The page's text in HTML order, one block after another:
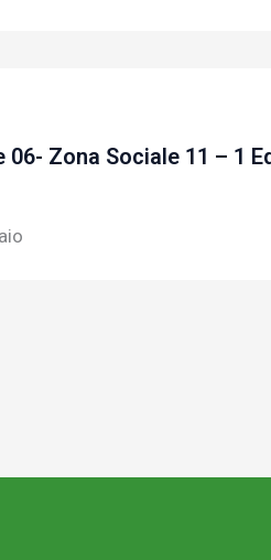
Zona Sociale 11 – 1